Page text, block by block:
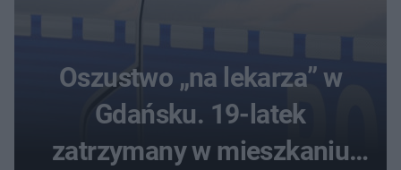
Oszustwo „na lekarza” w
Gdańsku. 19-latek
zatrzymany w mieszkaniu